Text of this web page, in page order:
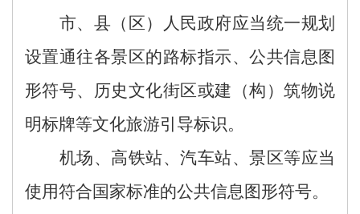
市、县 （区） 人民政府应当统一规划
设置通往各景区的路标指示、公共信息图
形符号、历史文化街区或建（构）筑物说
明标牌等文化旅游引导标识。
机场、高铁站、汽车站、景区等应当
使用符合国家标准的公共信息图形符号。